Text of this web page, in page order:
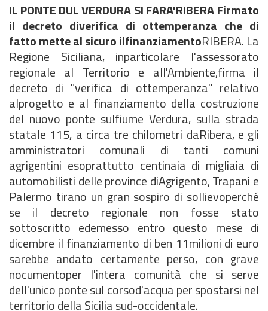
IL PONTE DUL VERDURA SI FARA'RIBERA Firmato
il decreto diverifica di ottemperanza che di
fatto mette al sicuro ilfinanziamentoRIBERA. La
Regione Siciliana, inparticolare l'assessorato
regionale al Territorio e all'Ambiente,firma il
decreto di "verifica di ottemperanza" relativo
alprogetto e al finanziamento della costruzione
del nuovo ponte sulfiume Verdura, sulla strada
statale 115, a circa tre chilometri daRibera, e gli
amministratori comunali di tanti comuni
agrigentini esoprattutto centinaia di migliaia di
automobilisti delle province diAgrigento, Trapani e
Palermo tirano un gran sospiro di sollievoperché
se il decreto regionale non fosse stato
sottoscritto edemesso entro questo mese di
dicembre il finanziamento di ben 11milioni di euro
sarebbe andato certamente perso, con grave
nocumentoper l'intera comunità che si serve
dell'unico ponte sul corsod'acqua per spostarsi nel
territorio della Sicilia sud-occidentale.